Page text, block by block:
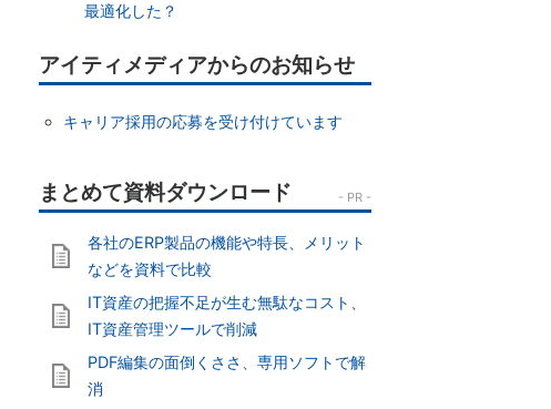
最適化した？
アイティメディアからのお知らせ
キャリア採用の応募を受け付けています
各社のERP製品の機能や特長、メリット
などを資料で比較
IT資産の把握不足が生む無駄なコスト、
IT資産管理ツールで削減
PDF編集の面倒くささ、専用ソフトで解
消